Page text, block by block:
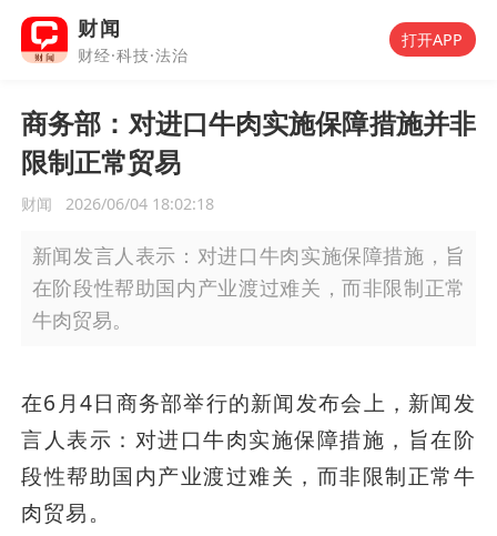
财闻
财经·科技·法治
打开APP
商务部：对进口牛肉实施保障措施并非
限制正常贸易
财闻 2026/06/04 18:02:18
新闻发言人表示：对进口牛肉实施保障措施，旨
在阶段性帮助国内产业渡过难关，而非限制正常
牛肉贸易。
在6月4日商务部举行的新闻发布会上，新闻发
言人表示：对进口牛肉实施保障措施，旨在阶
段性帮助国内产业渡过难关，而非限制正常牛
肉贸易。